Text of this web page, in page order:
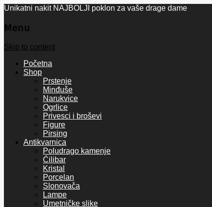
Unikatni nakit NAJBOLJI poklon za vaše drage dame
Menu
Skip to content
Početna
Shop
Prstenje
Minđuše
Narukvice
Ogrlice
Privesci i broševi
Figure
Pirsing
Antikvarnica
Poludrago kamenje
Ćilibar
Kristal
Porcelan
Slonovača
Lampe
Umetničke slike